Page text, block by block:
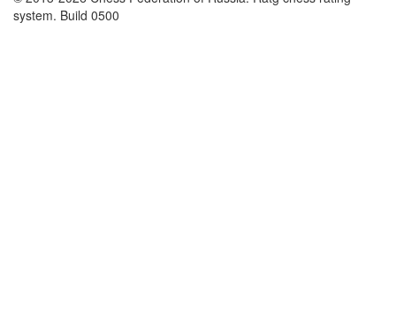
system. Build 0500